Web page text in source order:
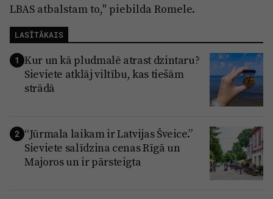
LBAS atbalstam to," piebilda Romele.
LASĪTĀKAIS
1 Kur un kā pludmalē atrast dzintaru?
Sieviete atklāj viltību, kas tiešām
strādā
2 “Jūrmala laikam ir Latvijas Šveice.”
Sieviete salīdzina cenas Rīgā un
Majoros un ir pārsteigta